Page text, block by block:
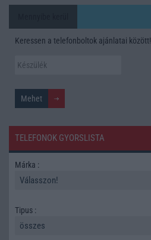
Keressen a telefonboltok ajánlatai között!
TELEFONOK GYORSLISTA
Márka :
Tipus :